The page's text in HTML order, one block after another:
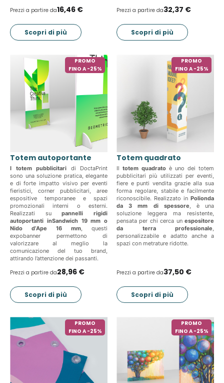
Prezzi a partire da16,46 €
Scopri di più
Prezzi a partire da32,37 €
Scopri di più
PROMO
FINO A -25%
Totem autoportante
I totem pubblicitari di DoctaPrint
sono una soluzione pratica, elegante
e di forte impatto visivo per eventi
fieristici, corner pubblicitari, aree
espositive temporanee e spazi
promozionali interni o esterni.
Realizzati supannelli rigidi
autoportanti inSandwich 19 mm o
Nido d’Ape 16 mm, questi
expobanner permettono di
valorizzare al meglio la
comunicazione del tuo brand,
attirando l’attenzione dei passanti.
Prezzi a partire da28,96 €
Scopri di più
PROMO
FINO A -25%
Totem quadrato
Il totem quadrato è uno dei totem
pubblicitari più utilizzati per eventi,
fiere e punti vendita grazie alla sua
forma regolare, stabile e facilmente
riconoscibile. Realizzato in Polionda
da 3 mm di spessore, è una
soluzione leggera ma resistente,
pensata per chi cerca un espositore
da terra professionale,
personalizzabile e adatto anche a
spazi con metrature ridotte.
Prezzi a partire da37,50 €
Scopri di più
PROMO
FINO A -25%
PROMO
FINO A -25%